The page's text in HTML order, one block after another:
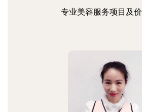
专业美容服务项目及